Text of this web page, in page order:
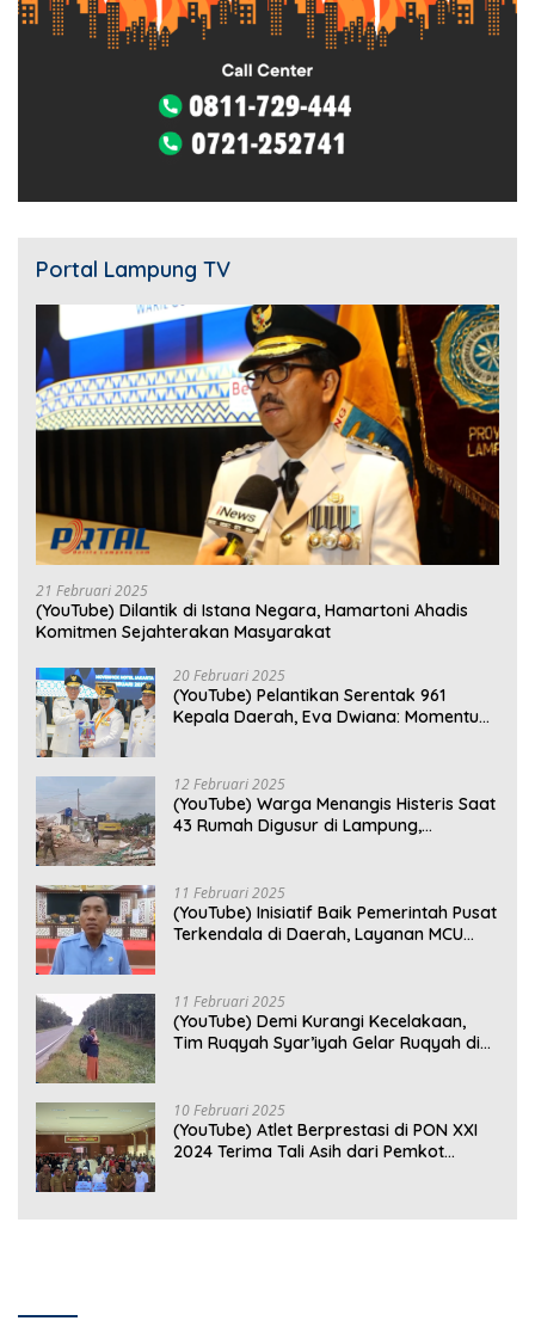
Portal Lampung TV
21 Februari 2025
(YouTube) Dilantik di Istana Negara, Hamartoni Ahadis
Komitmen Sejahterakan Masyarakat
20 Februari 2025
(YouTube) Pelantikan Serentak 961
Kepala Daerah, Eva Dwiana: Momentum
12 Februari 2025
(YouTube) Warga Menangis Histeris Saat
43 Rumah Digusur di Lampung,
11 Februari 2025
(YouTube) Inisiatif Baik Pemerintah Pusat
Terkendala di Daerah, Layanan MCU
11 Februari 2025
(YouTube) Demi Kurangi Kecelakaan,
Tim Ruqyah Syar’iyah Gelar Ruqyah di
10 Februari 2025
(YouTube) Atlet Berprestasi di PON XXI
2024 Terima Tali Asih dari Pemkot